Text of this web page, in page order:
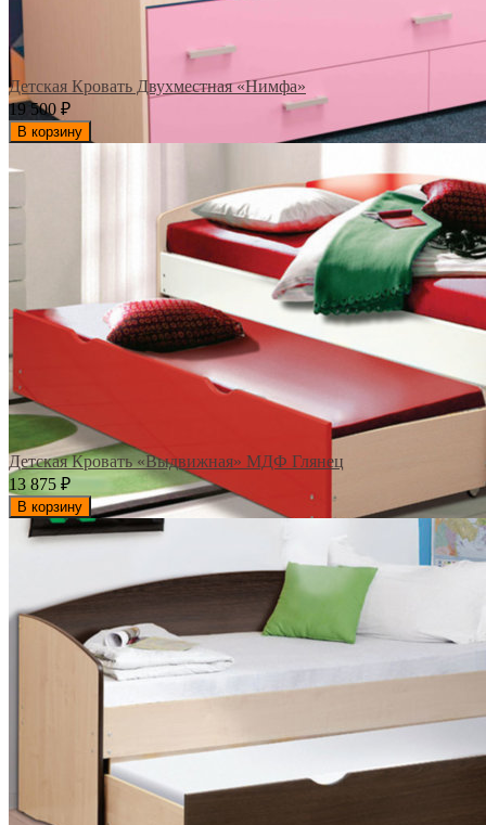
Детская Кровать Двухместная «Нимфа»
19 500 ₽
В корзину
Детская Кровать «Выдвижная» МДФ Глянец
13 875 ₽
В корзину